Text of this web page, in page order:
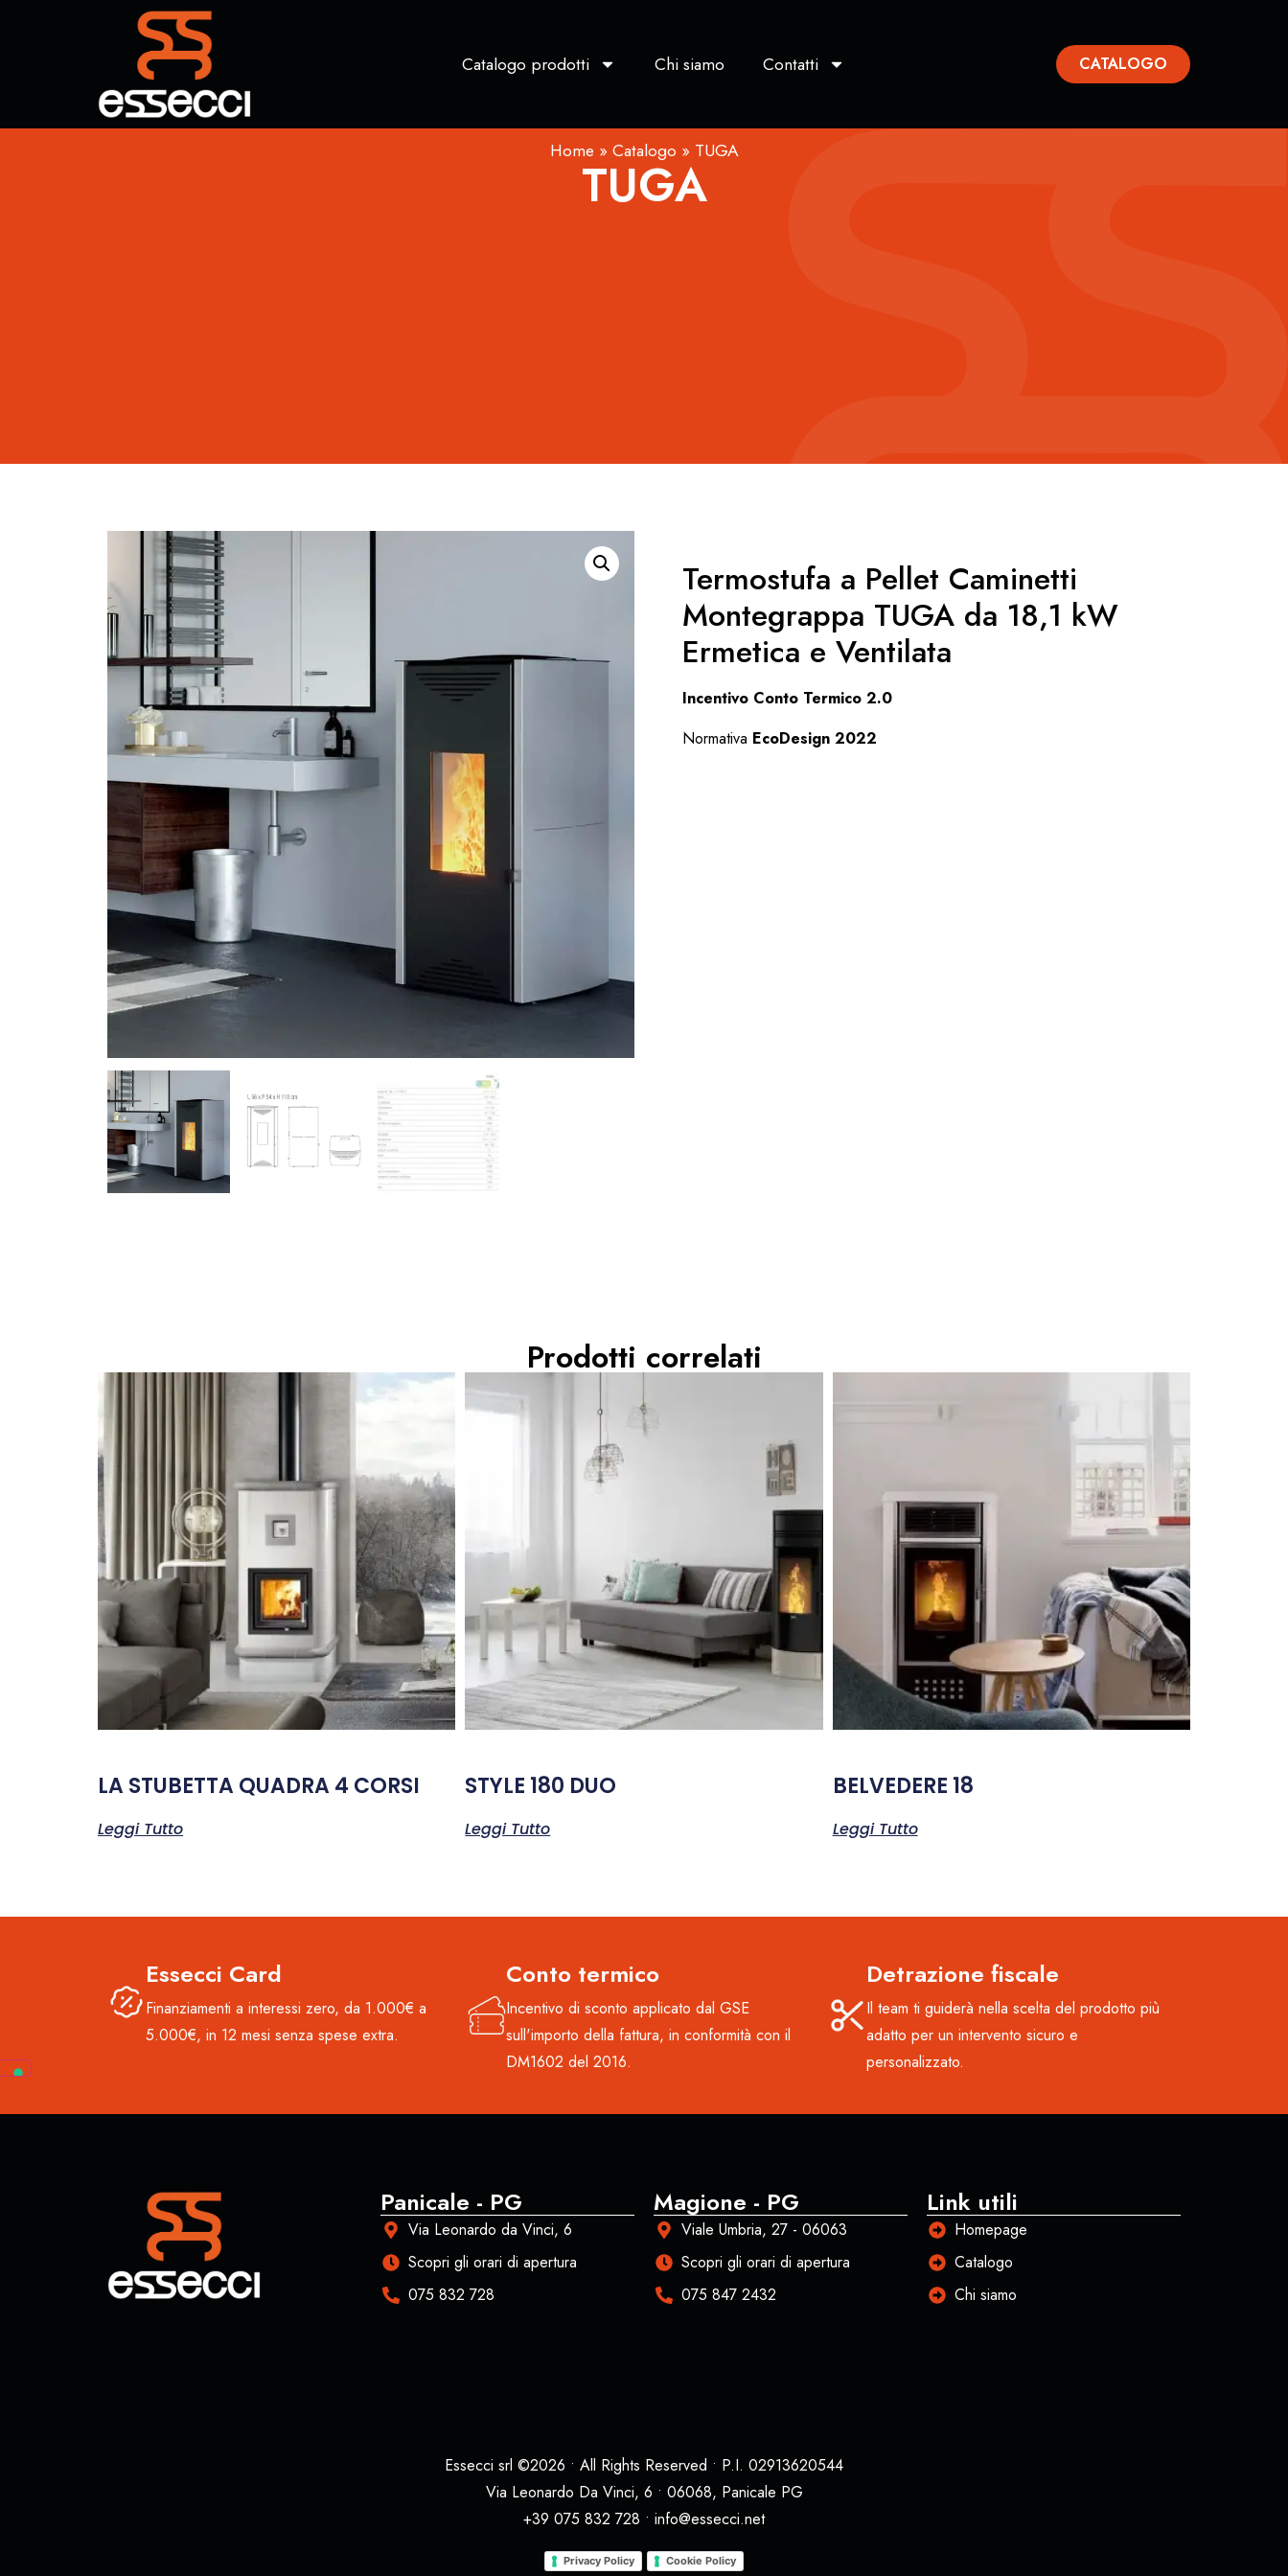
Catalogo prodotti Chi siamo Contatti CATALOGO
Home » Catalogo » TUGA
TUGA
Termostufa a Pellet Caminetti
Montegrappa TUGA da 18,1 kW
Ermetica e Ventilata
Incentivo Conto Termico 2.0
Normativa EcoDesign 2022
Prodotti correlati
LA STUBETTA QUADRA 4 CORSI
Leggi Tutto
STYLE 180 DUO
Leggi Tutto
BELVEDERE 18
Leggi Tutto
Essecci Card
Finanziamenti a interessi zero, da 1.000€ a
5.000€, in 12 mesi senza spese extra.
Conto termico
Incentivo di sconto applicato dal GSE
sull'importo della fattura, in conformità con il
DM1602 del 2016.
Detrazione fiscale
Il team ti guiderà nella scelta del prodotto più
adatto per un intervento sicuro e
personalizzato.
Panicale - PG
Via Leonardo da Vinci, 6
Scopri gli orari di apertura
075 832 728
Magione - PG
Viale Umbria, 27 - 06063
Scopri gli orari di apertura
075 847 2432
Link utili
Homepage
Catalogo
Chi siamo
Essecci srl ©2026 • All Rights Reserved • P.I. 02913620544
Via Leonardo Da Vinci, 6 • 06068, Panicale PG
+39 075 832 728 • info@essecci.net
Privacy Policy Cookie Policy